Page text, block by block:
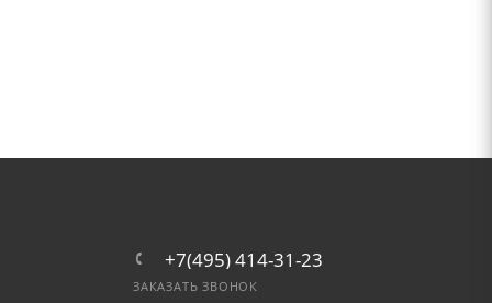
+7(495) 414-31-23
ЗАКАЗАТЬ ЗВОНОК